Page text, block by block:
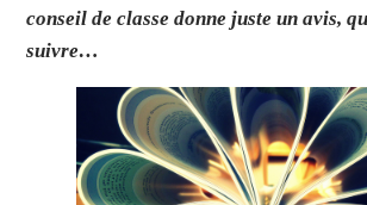
conseil de classe donne juste un avis,
suivre…